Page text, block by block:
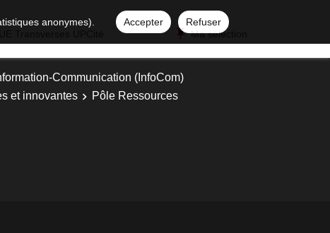
anonymes). Accepter
Refuser
Ma sélection
Communication (InfoCom)
et innovantes
Pôle Ressources